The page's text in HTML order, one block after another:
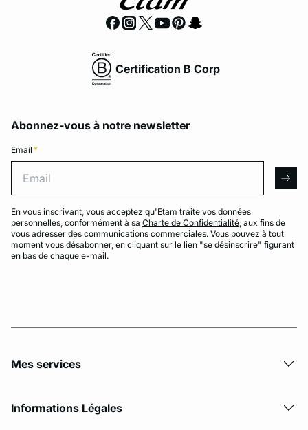
Certification B Corp
Abonnez-vous à notre newsletter
Email *
En vous inscrivant, vous acceptez qu'Etam traite vos données
personnelles, conformément à sa Charte de Confidentialité, aux fins de
vous adresser des communications commerciales. Vous pouvez à tout
moment vous désabonner, en cliquant sur le lien "se désinscrire" figurant
en bas de chaque e-mail.
Mes services
Informations Légales